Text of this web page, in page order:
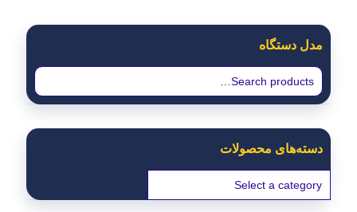
مدل دستگاه
دسته‌های محصولات